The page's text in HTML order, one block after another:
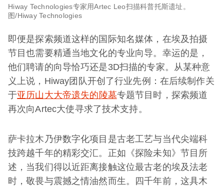
Hiway Technologies专家用Artec Leo扫描科普托斯遗址。
图/Hiway Technologies
即便是探索频道这样的国际知名媒体，在埃及拍摄
节目也需要精通当地文化的专业向导。幸运的是，
他们聘请的向导恰巧还是3D扫描的专家。从某种意
义上说，Hiway团队开创了行业先例：在后续制作关
于亚历山大大帝遗失的陵墓专题节目时，探索频道
再次向Artec大使寻求了技术支持。
萨卡拉木乃伊数字化项目是古老工艺与当代尖端科
技跨越千年的精彩交汇。正如《探险未知》节目所
述，当我们得以近距离接触这位最古老的埃及法老
时，敬畏与震撼之情油然而生。四千年前，这具木